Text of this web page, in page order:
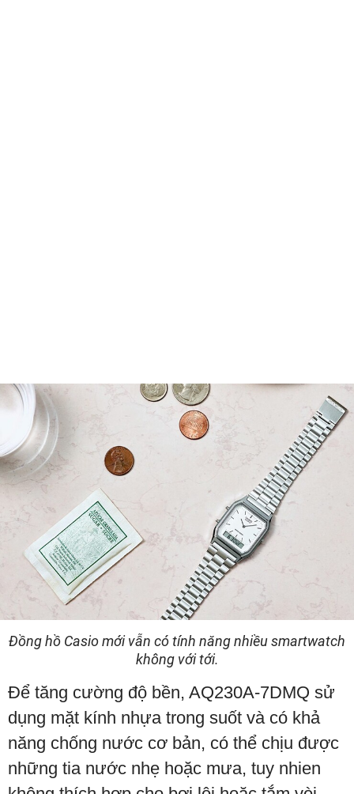
Đồng hồ Casio mới vẫn có tính năng nhiều smartwatch
không với tới.
Để tăng cường độ bền, AQ230A-7DMQ sử
dụng mặt kính nhựa trong suốt và có khả
năng chống nước cơ bản, có thể chịu được
những tia nước nhẹ hoặc mưa, tuy nhien